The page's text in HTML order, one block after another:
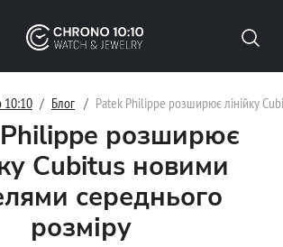
10:10 Блог Patek Philippe розширює лінійку
розширює
Cubitus новими
середнього
розміру